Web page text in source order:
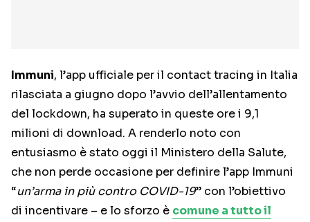
Immuni, l’app ufficiale per il contact tracing in Italia
rilasciata a giugno dopo l’avvio dell’allentamento
del lockdown, ha superato in queste ore i 9,1
milioni di download. A renderlo noto con
entusiasmo è stato oggi il Ministero della Salute,
che non perde occasione per definire l’app Immuni
“un’arma in più contro COVID-19” con l’obiettivo
di incentivare – e lo sforzo è comune a tutto il